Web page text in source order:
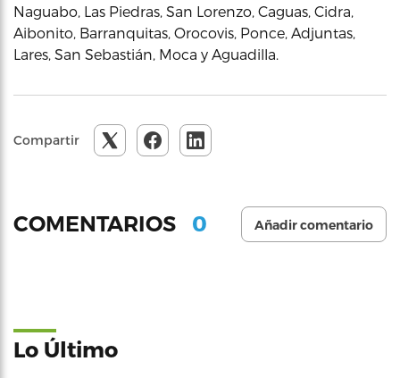
Naguabo, Las Piedras, San Lorenzo, Caguas, Cidra,
Aibonito, Barranquitas, Orocovis, Ponce, Adjuntas,
Lares, San Sebastián, Moca y Aguadilla.
Compartir
COMENTARIOS 0 Añadir comentario
Lo Último